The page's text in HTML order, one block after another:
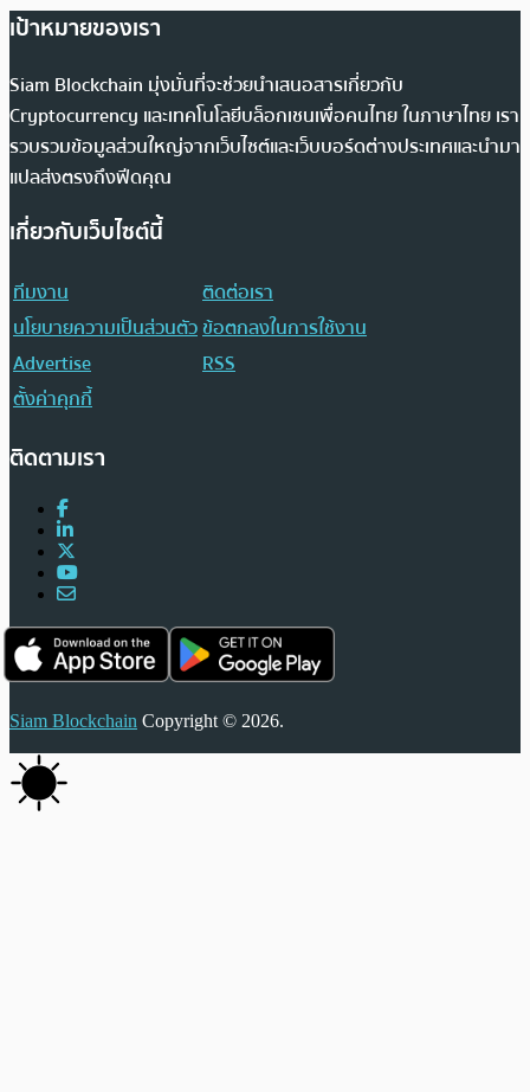
เป้าหมายของเรา
Siam Blockchain มุ่งมั่นที่จะช่วยนำเสนอสารเกี่ยวกับ
Cryptocurrency และเทคโนโลยีบล็อกเชนเพื่อคนไทย ในภาษาไทย เรา
รวบรวมข้อมูลส่วนใหญ่จากเว็บไซต์และเว็บบอร์ดต่างประเทศและนำมา
แปลส่งตรงถึงฟีดคุณ
เกี่ยวกับเว็บไซต์นี้
ทีมงาน
ติดต่อเรา
นโยบายความเป็นส่วนตัวข้อตกลงในการใช้งาน
Advertise
RSS
ตั้งค่าคุกกี้
ติดตามเรา
Siam Blockchain Copyright © 2026.